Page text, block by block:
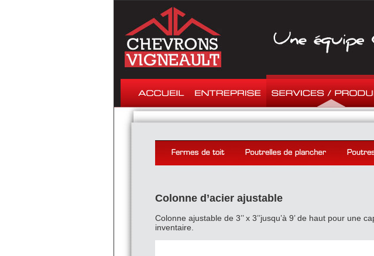
Colonne d’acier ajustable
Colonne ajustable de 3’’ x 3’’jusqu’à 9’ de haut pour une
inventaire.